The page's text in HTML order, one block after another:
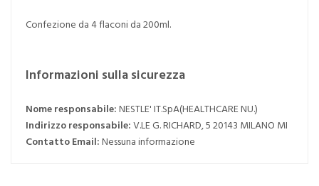
Confezione da 4 flaconi da 200ml.
Informazioni sulla sicurezza
Nome responsabile:NESTLE' IT.SpA(HEALTHCARE NU.)
Indirizzo responsabile:V.LE G. RICHARD, 5 20143 MILANO MI
Contatto Email:Nessuna informazione